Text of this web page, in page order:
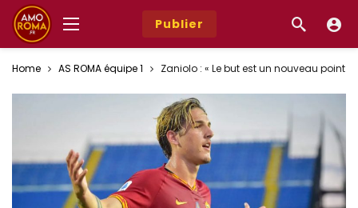
Publier
Home AS ROMA équipe 1 Zaniolo : « Le but est un nouveau point